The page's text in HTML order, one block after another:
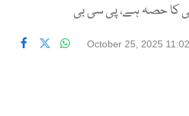
کا حصہ ہے، پی سی بی
October 25, 2025